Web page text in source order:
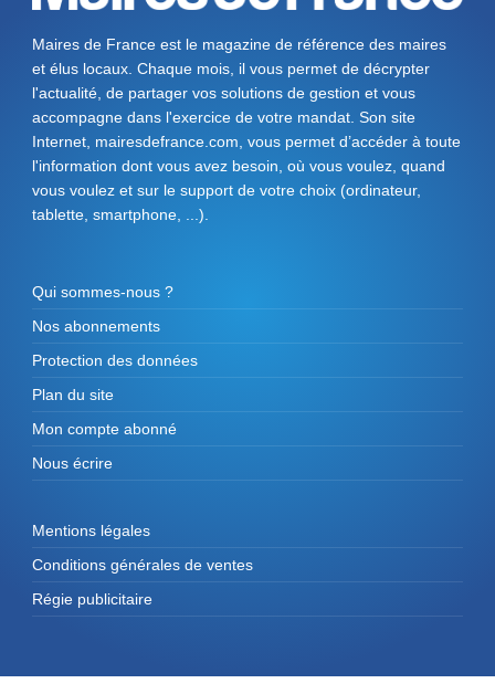
Maires de France est le magazine de référence des maires
et élus locaux. Chaque mois, il vous permet de décrypter
l'actualité, de partager vos solutions de gestion et vous
accompagne dans l'exercice de votre mandat. Son site
Internet, mairesdefrance.com, vous permet d’accéder à toute
l'information dont vous avez besoin, où vous voulez, quand
vous voulez et sur le support de votre choix (ordinateur,
tablette, smartphone, ...).
Qui sommes-nous ?
Nos abonnements
Protection des données
Plan du site
Mon compte abonné
Nous écrire
Mentions légales
Conditions générales de ventes
Régie publicitaire